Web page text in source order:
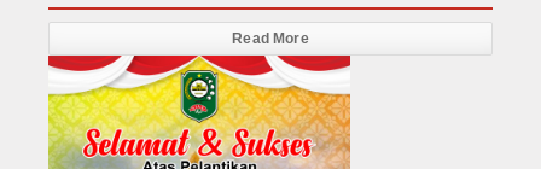
Read More